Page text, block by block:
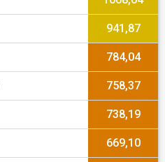
941,87
784,04
758,37
738,19
669,10